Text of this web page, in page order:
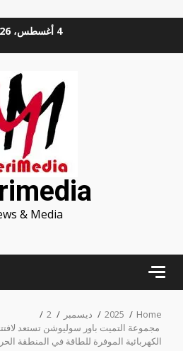
4 أغسطس، 2026
& Media
Home
2025 ديسمبر
2
مجموعة التميت باور سوليوشن تستعد
الكهربائية الموفرة للطاقة في المنطقة